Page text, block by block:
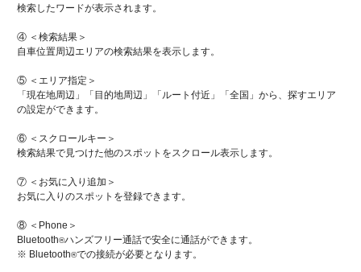
検索したワードが表示されます。
④ ＜検索結果＞
自車位置周辺エリアの検索結果を表示します。
⑤ ＜エリア指定＞
「現在地周辺」「目的地周辺」「ルート付近」「全国」から、探すエリア
の設定ができます。
⑥ ＜スクロールキー＞
検索結果で見つけた他のスポットをスクロール表示します。
⑦ ＜お気に入り追加＞
お気に入りのスポットを登録できます。
⑧ ＜Phone＞
Bluetooth®ハンズフリー通話で安全に通話ができます。
※ Bluetooth®での接続が必要となります。